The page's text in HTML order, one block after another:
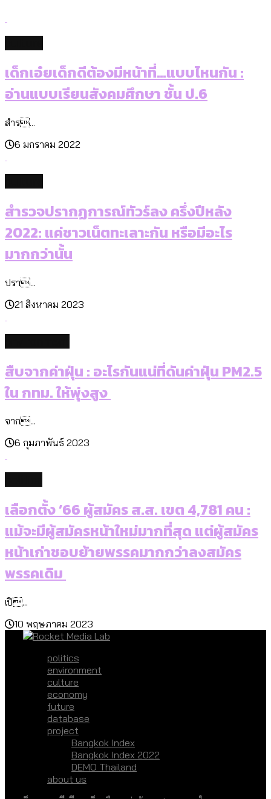
เด็กเอ๋ยเด็กดีต้องมีหน้าที่…แบบไหนกัน :
อ่านแบบเรียนสังคมศึกษา ชั้น ป.6
สำร...
6 มกราคม 2022
สำรวจปรากฏการณ์ทัวร์ลง ครึ่งปีหลัง
2022: แค่ชาวเน็ตทะเลาะกัน หรือมีอะไร
มากกว่านั้น
ปรา...
21 สิงหาคม 2023
สืบจากค่าฝุ่น : อะไรกันแน่ที่ดันค่าฝุ่น PM2.5
ใน กทม. ให้พุ่งสูง
จาก...
6 กุมภาพันธ์ 2023
เลือกตั้ง ’66 ผู้สมัคร ส.ส. เขต 4,781 คน :
แม้จะมีผู้สมัครหน้าใหม่มากที่สุด แต่ผู้สมัคร
หน้าเก่าชอบย้ายพรรคมากกว่าลงสมัคร
พรรคเดิม
เปิ...
10 พฤษภาคม 2023
politics
environment
culture
economy
future
database
project
Bangkok Index
Bangkok Index 2022
DEMO Thailand
about us